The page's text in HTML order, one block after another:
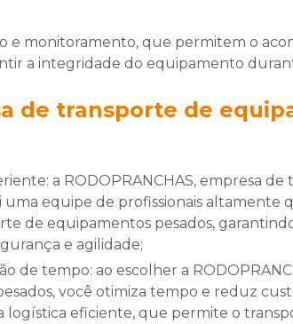
e monitoramento, que permitem o
a integridade do equipamento
de transporte de
uma equipe de profissionais altamente
de equipamentos pesados,
e agilidade;
você otimiza tempo e reduz
logística eficiente, que permite o